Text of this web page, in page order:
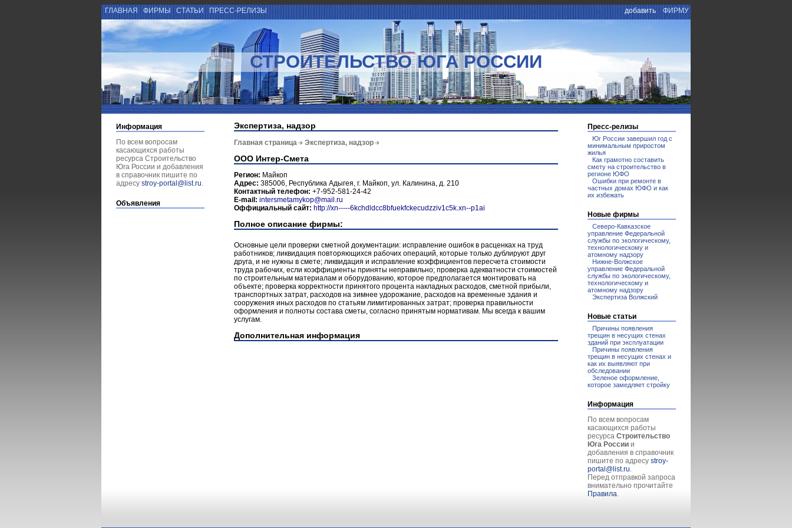
ГЛАВНАЯ ФИРМЫ СТАТЬИ ПРЕСС-РЕЛИЗЫ добавить ФИРМУ
СТРОИТЕЛЬСТВО ЮГА РОССИИ
Информация
По всем вопросам
касающихся работы
ресурса Строительство
Юга России и добавления
в справочник пишите по
адресу stroy-portal@list.ru.
Объявления
Экспертиза, надзор
Главная страница Экспертиза, надзор
ООО Интер-Смета
Регион: Майкоп
Адрес: 385006, Республика Адыгея, г. Майкоп, ул. Калинина, д. 210
Контактный телефон: +7-952-581-24-42
E-mail: intersmetamykop@mail.ru
Оффициальный сайт: http://xn-----6kchdldcc8bfuekfckecudzziv1c5k.xn--p1ai
Полное описание фирмы:
Основные цели проверки сметной документации: исправление ошибок в расценках на труд
работников; ликвидация повторяющихся рабочих операций, которые только дублируют друг
друга, и не нужны в смете; ликвидация и исправление коэффициентов пересчета стоимости
труда рабочих, если коэффициенты приняты неправильно; проверка адекватности стоимостей
по строительным материалам и оборудованию, которое предполагается монтировать на
объекте; проверка корректности принятого процента накладных расходов, сметной прибыли,
транспортных затрат, расходов на зимнее удорожание, расходов на временные здания и
сооружения иных расходов по статьям лимитированных затрат; проверка правильности
оформления и полноты состава сметы, согласно принятым нормативам. Мы всегда к вашим
услугам.
Дополнительная информация
Пресс-релизы
Юг России завершил год с
минимальным приростом
жилья
Как грамотно составить
смету на строительство в
регионе ЮФО
Ошибки при ремонте в
частных домах ЮФО и как
их избежать
Новые фирмы
Северо-Кавказское
управление Федеральной
службы по экологическому,
технологическому и
атомному надзору
Нижне-Волжское
управление Федеральной
службы по экологическому,
технологическому и
атомному надзору
Экспертиза Волжский
Новые статьи
Причины появления
трещин в несущих стенах
зданий при эксплуатации
Причины появления
трещин в несущих стенах и
как их выявляют при
обследовании
Зеленое оформление,
которое замедляет стройку
Информация
По всем вопросам
касающихся работы
ресурса Строительство
Юга России и
добавления в справочник
пишите по адресу stroy-
portal@list.ru.
Перед отправкой запроса
внимательно прочитайте
Правила.